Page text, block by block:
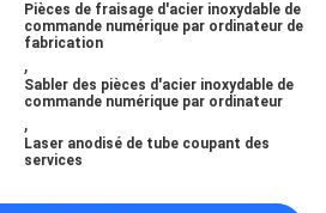
Pièces de fraisage d'acier inoxydable de
commande numérique par ordinateur de
fabrication
,
Sabler des pièces d'acier inoxydable de
commande numérique par ordinateur
,
Laser anodisé de tube coupant des
services